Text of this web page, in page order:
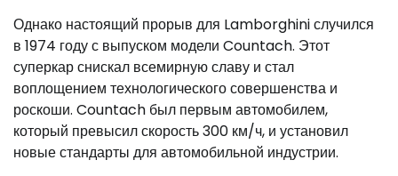
Однако настоящий прорыв для Lamborghini случился
в 1974 году с выпуском модели Countach. Этот
суперкар снискал всемирную славу и стал
воплощением технологического совершенства и
роскоши. Countach был первым автомобилем,
который превысил скорость 300 км/ч, и установил
новые стандарты для автомобильной индустрии.